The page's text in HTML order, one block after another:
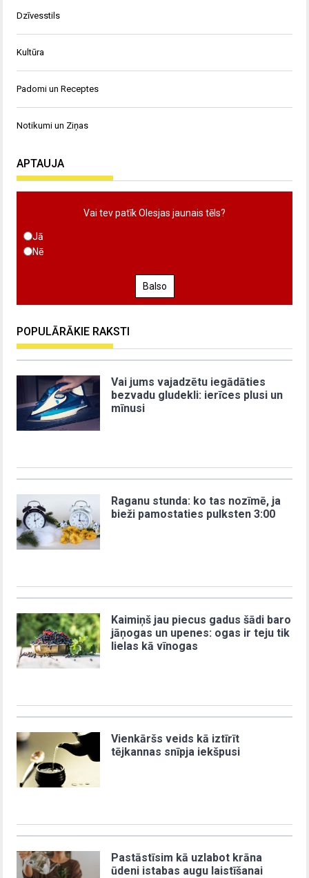
Dzīvesstils
Kultūra
Padomi un Receptes
Notikumi un Ziņas
APTAUJA
Vai tev patīk Olesjas jaunais tēls?
Jā
Nē
Balso
POPULĀRĀKIE RAKSTI
Vai jums vajadzētu iegādāties
bezvadu gludekli: ierīces plusi un
mīnusi
Raganu stunda: ko tas nozīmē, ja
bieži pamostaties pulksten 3:00
Kaimiņš jau piecus gadus šādi baro
jāņogas un upenes: ogas ir teju tik
lielas kā vīnogas
Vienkāršs veids kā iztīrīt
tējkannas snīpja iekšpusi
Pastāstīsim kā uzlabot krāna
ūdeni istabas augu laistīšanai